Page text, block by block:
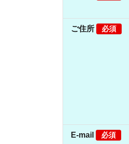
ご住所 必須
E-mail 必須